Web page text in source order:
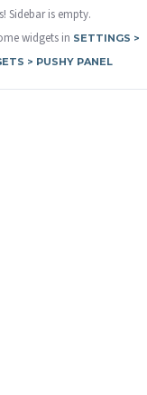
Sidebar is empty.
widgets in SETTINGS >
> PUSHY PANEL